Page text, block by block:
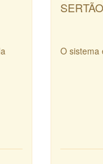
O sistema